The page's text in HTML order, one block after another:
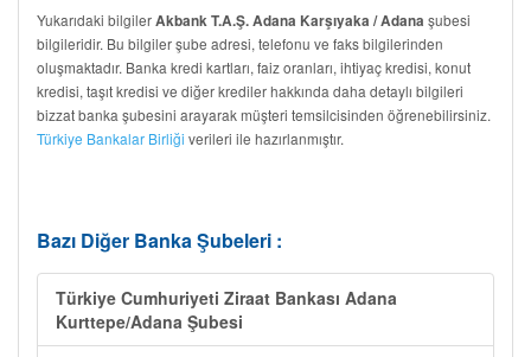
Yukarıdaki bilgilerAkbank T.A.Ş. Adana Karşıyaka / Adana şubesi
bilgileridir. Bu bilgiler şube adresi, telefonu ve faks bilgilerinden
oluşmaktadır. Banka kredi kartları, faiz oranları, ihtiyaç kredisi, konut
kredisi, taşıt kredisi ve diğer krediler hakkında daha detaylı bilgileri
bizzat banka şubesini arayarak müşteri temsilcisinden öğrenebilirsiniz.
Türkiye Bankalar Birliği verileri ile hazırlanmıştır.
Bazı Diğer Banka Şubeleri :
Türkiye Cumhuriyeti Ziraat Bankası Adana
Kurttepe/Adana Şubesi